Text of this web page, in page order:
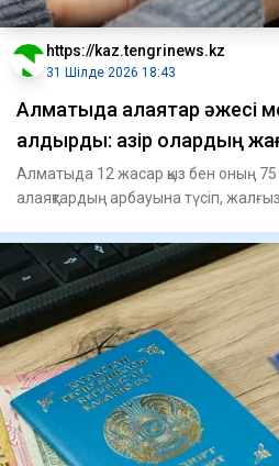
https://kaz.tengrinews.kz
31 Шілде 2026 18:43
Алматыда алаяқтар әжесі
қалдырды: қазір олардың
Алматыда 12 жасар қыз бен оның 75
алаяқтардың арбауына түсіп,